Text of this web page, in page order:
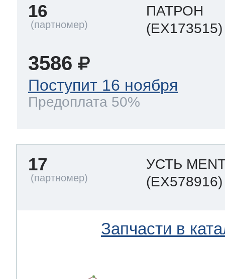
16
ПАТРОН
(EX173515)
3586
Поступит 16 ноября
Предоплата 50%
17
УСТЬ
(EX578916)
Запчасти в